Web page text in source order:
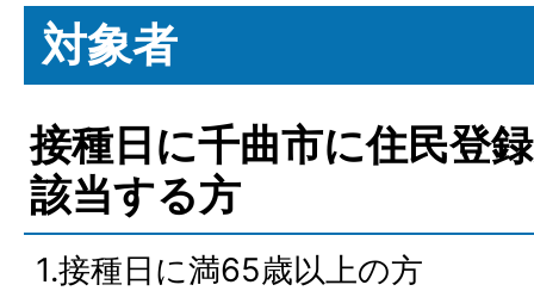
対象者
接種日に千曲市に住民登
該当する方
1.接種日に満65歳以上の方